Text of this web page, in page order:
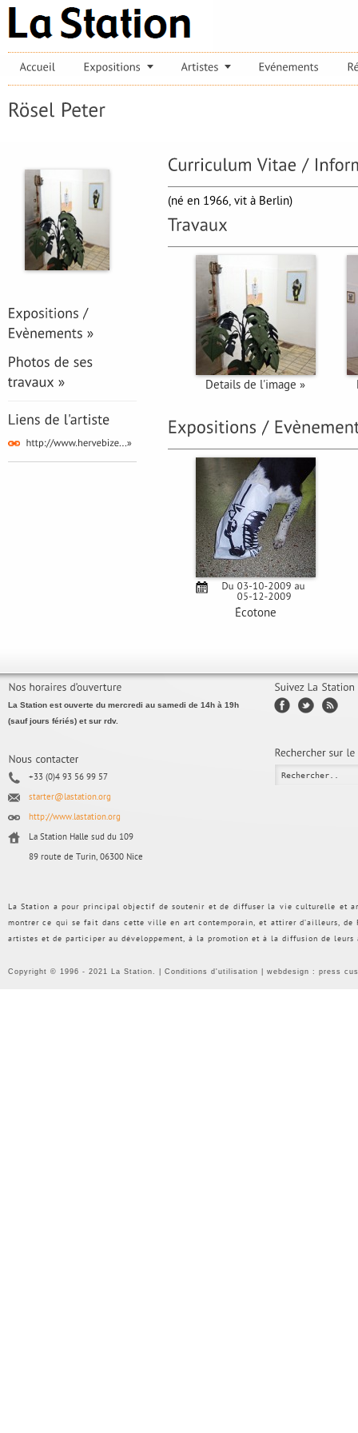
(né en 1966, vit à Berlin)
Details de l'image »
Écotone
La Station est ouverte du mercredi au samedi de 14h à 19h
(sauf jours fériés) et sur rdv.
+33 (0)4 93 56 99 57
starter@lastation.org
http://www.lastation.org
La Station Halle sud du 109
89 route de Turin, 06300 Nice
La Station a pour principal objectif de soutenir et de diffuser la vie culturelle et
montrer ce qui se fait dans cette ville en art contemporain, et attirer d’ailleurs, de
artistes et de participer au développement, à la promotion et à la diffusion de
Copyright © 1996 - 2021 La Station. | Conditions d'utilisation | webdesign : press